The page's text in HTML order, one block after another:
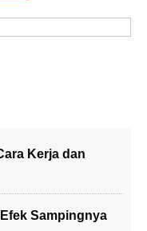
Kerja dan
Sampingnya